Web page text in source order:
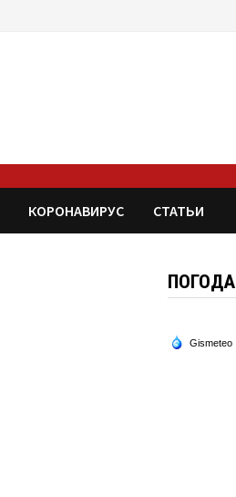
КОРОНАВИРУС СТАТЬИ
ПОГОДА